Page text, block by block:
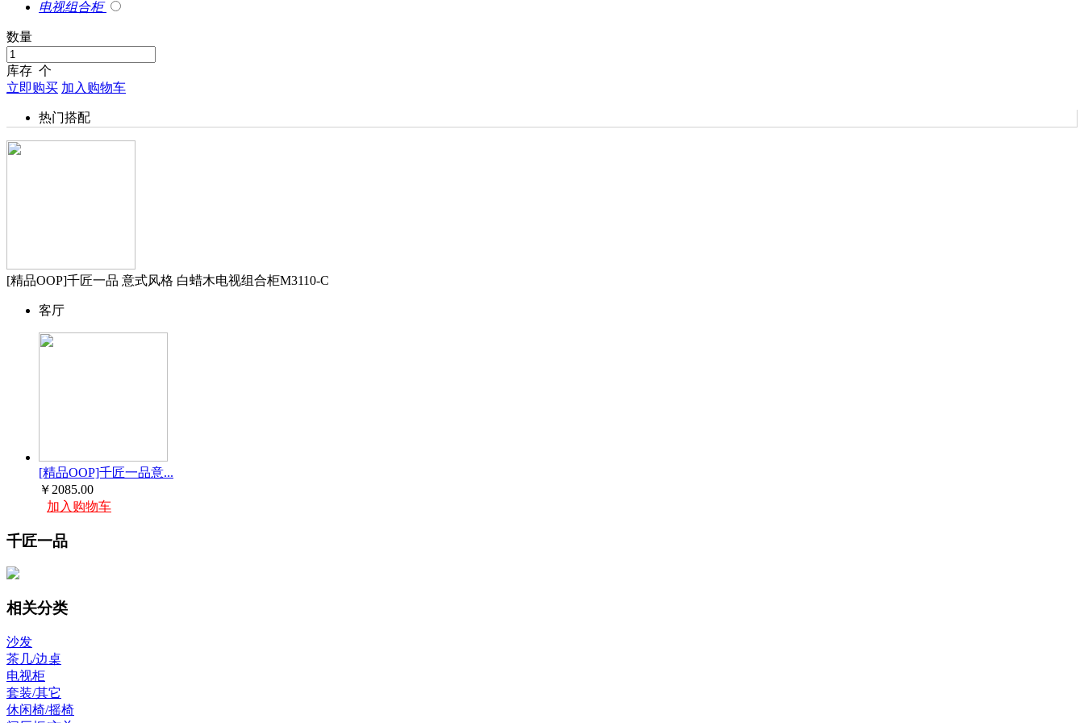
电视组合柜
数量
库存 个
立即购买 加入购物车
热门搭配
[精品OOP]千匠一品 意式风格 白蜡木电视组合柜M3110-C
客厅
[精品OOP]千匠一品意...
￥2085.00
加入购物车
千匠一品
相关分类
沙发
茶几/边桌
电视柜
套装/其它
休闲椅/摇椅